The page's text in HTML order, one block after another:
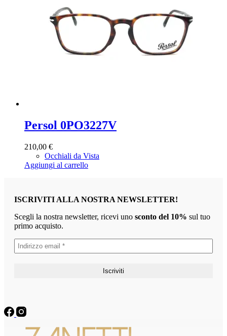
Persol 0PO3227V
210,00 €
Occhiali da Vista
Aggiungi al carrello
ISCRIVITI ALLA NOSTRA NEWSLETTER!
Scegli la nostra newsletter, ricevi uno sconto del 10% sul tuo
primo acquisto.